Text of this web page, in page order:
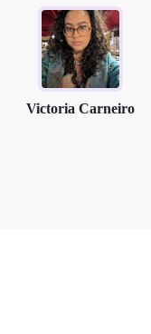
Victoria Carneiro